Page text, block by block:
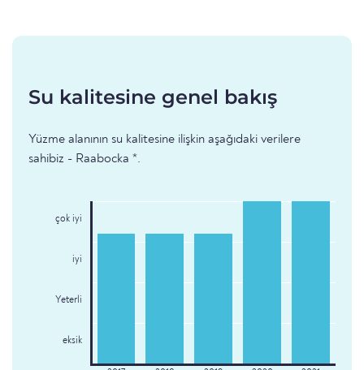
Su kalitesine genel bakış
Yüzme alanının su kalitesine ilişkin aşağıdaki verilere
sahibiz - Raabocka *.
çok iyi
iyi
Yeterli
eksik